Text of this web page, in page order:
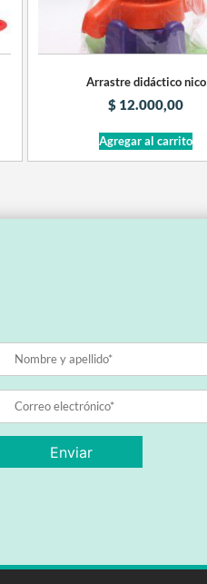
Arrastre didáctico nico
$ 12.000,00
Agregar al carrito